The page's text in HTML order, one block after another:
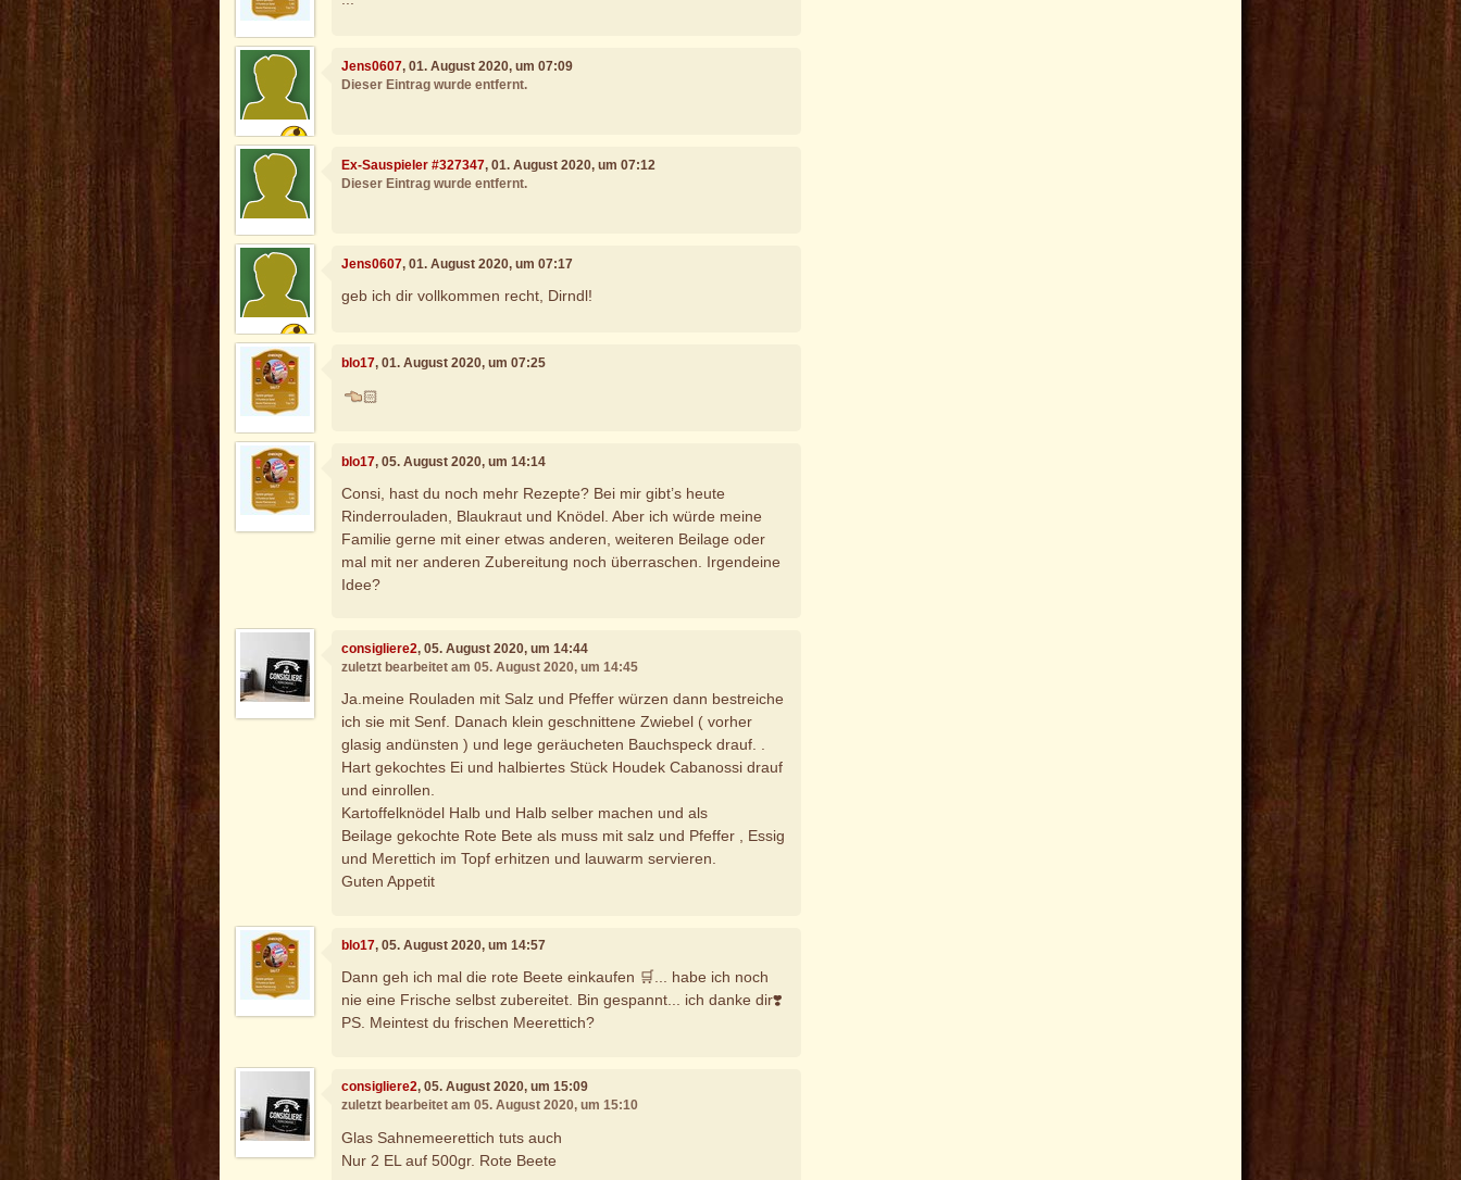
Jens0607, 01. August 2020, um 07:09
Dieser Eintrag wurde entfernt.
Ex-Sauspieler #327347, 01. August 2020, um 07:12
Dieser Eintrag wurde entfernt.
Jens0607, 01. August 2020, um 07:17
geb ich dir vollkommen recht, Dirndl!
blo17, 01. August 2020, um 07:25
🏻
blo17, 05. August 2020, um 14:14
Consi, hast du noch mehr Rezepte? Bei mir gibt’s heute
Rinderrouladen, Blaukraut und Knödel. Aber ich würde meine
Familie gerne mit einer etwas anderen, weiteren Beilage oder
mal mit ner anderen Zubereitung noch überraschen. Irgendeine
Idee?
consigliere2, 05. August 2020, um 14:44
zuletzt bearbeitet am 05. August 2020, um 14:45
Ja.meine Rouladen mit Salz und Pfeffer würzen dann bestreiche
ich sie mit Senf. Danach klein geschnittene Zwiebel ( vorher
glasig andünsten ) und lege geräucheten Bauchspeck drauf. .
Hart gekochtes Ei und halbiertes Stück Houdek Cabanossi drauf
und einrollen.
Kartoffelknödel Halb und Halb selber machen und als
Beilage gekochte Rote Bete als muss mit salz und Pfeffer , Essig
und Merettich im Topf erhitzen und lauwarm servieren.
Guten Appetit
blo17, 05. August 2020, um 14:57
Dann geh ich mal die rote Beete einkaufen 🛒... habe ich noch
nie eine Frische selbst zubereitet. Bin gespannt... ich danke dir❣️
PS. Meintest du frischen Meerettich?
consigliere2, 05. August 2020, um 15:09
zuletzt bearbeitet am 05. August 2020, um 15:10
Glas Sahnemeerettich tuts auch
Nur 2 EL auf 500gr. Rote Beete